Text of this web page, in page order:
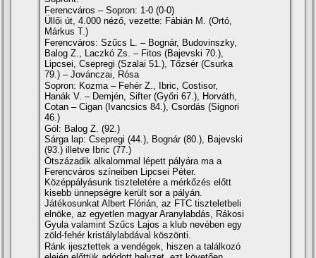
Ferencváros – Sopron: 1-0 (0-0)
Üllői út, 4.000 néző, vezette: Fábián M. (Ortó,
Márkus T.)
Ferencváros: Szűcs L. – Bognár, Budovinszky,
Balog Z., Laczkó Zs. – Fitos (Bajevski 70.),
Lipcsei, Csepregi (Szalai 51.), Tőzsér (Csurka
79.) – Jovánczai, Rósa
Sopron: Kozma – Fehér Z., Ibric, Costisor,
Hanák V. – Demjén, Sifter (Győri 67.), Horváth,
Cotan – Cigan (Ivancsics 84.), Csordás (Signori
46.)
Gól: Balog Z. (92.)
Sárga lap: Csepregi (44.), Bognár (80.), Bajevski
(93.) illetve Ibric (77.)
Ötszázadik alkalommal lépett pályára ma a
Ferencváros szí­neiben Lipcsei Péter.
Középpályásunk tiszteletére a mérkőzés előtt
kisebb ünnepségre került sor a pályán.
Játékosunkat Albert Flórián, az FTC tiszteletbeli
elnöke, az egyetlen magyar Aranylabdás, Rákosi
Gyula valamint Szűcs Lajos a klub nevében egy
zöld-fehér kristálylabdával köszönti.
Ránk ijesztettek a vendégek, hiszen a találkozó